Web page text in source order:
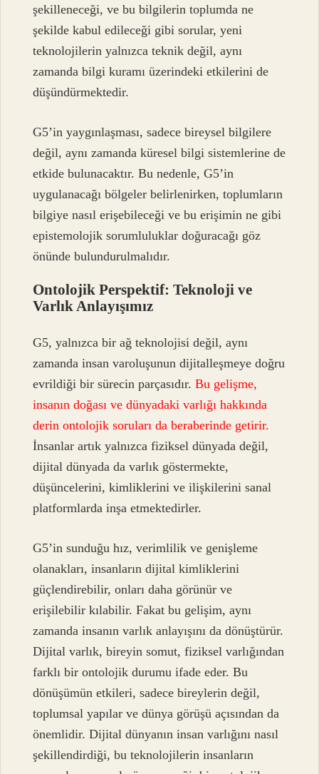
şekilleneceği, ve bu bilgilerin toplumda ne
şekilde kabul edileceği gibi sorular, yeni
teknolojilerin yalnızca teknik değil, aynı
zamanda bilgi kuramı üzerindeki etkilerini de
düşündürmektedir.
G5’in yaygınlaşması, sadece bireysel bilgilere
değil, aynı zamanda küresel bilgi sistemlerine de
etkide bulunacaktır. Bu nedenle, G5’in
uygulanacağı bölgeler belirlenirken, toplumların
bilgiye nasıl erişebileceği ve bu erişimin ne gibi
epistemolojik sorumluluklar doğuracağı göz
önünde bulundurulmalıdır.
Ontolojik Perspektif: Teknoloji ve
Varlık Anlayışımız
G5, yalnızca bir ağ teknolojisi değil, aynı
zamanda insan varoluşunun dijitalleşmeye doğru
evrildiği bir sürecin parçasıdır.Bu gelişme,
insanın doğası ve dünyadaki varlığı hakkında
derin ontolojik soruları da beraberinde getirir.
İnsanlar artık yalnızca fiziksel dünyada değil,
dijital dünyada da varlık göstermekte,
düşüncelerini, kimliklerini ve ilişkilerini sanal
platformlarda inşa etmektedirler.
G5’in sunduğu hız, verimlilik ve genişleme
olanakları, insanların dijital kimliklerini
güçlendirebilir, onları daha görünür ve
erişilebilir kılabilir. Fakat bu gelişim, aynı
zamanda insanın varlık anlayışını da dönüştürür.
Dijital varlık, bireyin somut, fiziksel varlığından
farklı bir ontolojik durumu ifade eder. Bu
dönüşümün etkileri, sadece bireylerin değil,
toplumsal yapılar ve dünya görüşü açısından da
önemlidir. Dijital dünyanın insan varlığını nasıl
şekillendirdiği, bu teknolojilerin insanların